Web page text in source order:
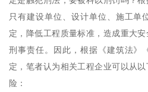
只有建设单位、设计单位、施工单
定，降低工程质量标准，造成重大
刑事责任。因此，根据《建筑法》
定，笔者认为相关工程企业可以从
险：